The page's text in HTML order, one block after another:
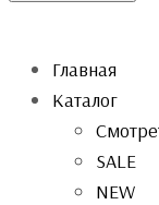
Главная
Каталог
SALE
NEW